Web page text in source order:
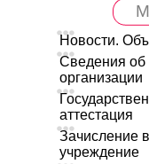
Новости.
Сведения об
организации
аттестация
Зачисление
учреждение